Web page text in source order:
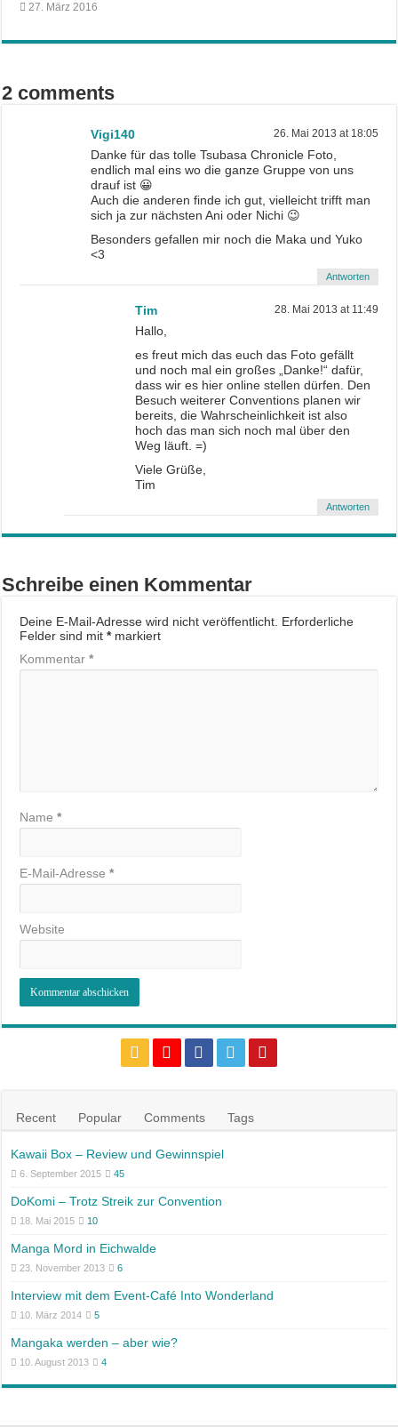
27. März 2016
2 comments
Vigi140 26. Mai 2013 at 18:05
Danke für das tolle Tsubasa Chronicle Foto,
endlich mal eins wo die ganze Gruppe von uns
drauf ist 😀
Auch die anderen finde ich gut, vielleicht trifft man
sich ja zur nächsten Ani oder Nichi 😉
Besonders gefallen mir noch die Maka und Yuko
<3
Antworten
Tim 28. Mai 2013 at 11:49
Hallo,
es freut mich das euch das Foto gefällt
und noch mal ein großes „Danke!“ dafür,
dass wir es hier online stellen dürfen. Den
Besuch weiterer Conventions planen wir
bereits, die Wahrscheinlichkeit ist also
hoch das man sich noch mal über den
Weg läuft. =)
Viele Grüße,
Tim
Antworten
Schreibe einen Kommentar
Deine E-Mail-Adresse wird nicht veröffentlicht. Erforderliche
Felder sind mit*markiert
Kommentar*
Name*
E-Mail-Adresse*
Website
Recent Popular Comments Tags
Kawaii Box – Review und Gewinnspiel
6. September 2015 45
DoKomi – Trotz Streik zur Convention
18. Mai 2015 10
Manga Mord in Eichwalde
23. November 2013 6
Interview mit dem Event-Café Into Wonderland
10. März 2014 5
Mangaka werden – aber wie?
10. August 2013 4